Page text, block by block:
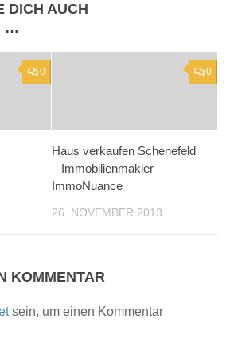
DICH AUCH
…
0 0
Haus verkaufen Schenefeld
– Immobilienmakler
ImmoNuance
26. NOVEMBER 2013
KOMMENTAR
sein, um einen Kommentar